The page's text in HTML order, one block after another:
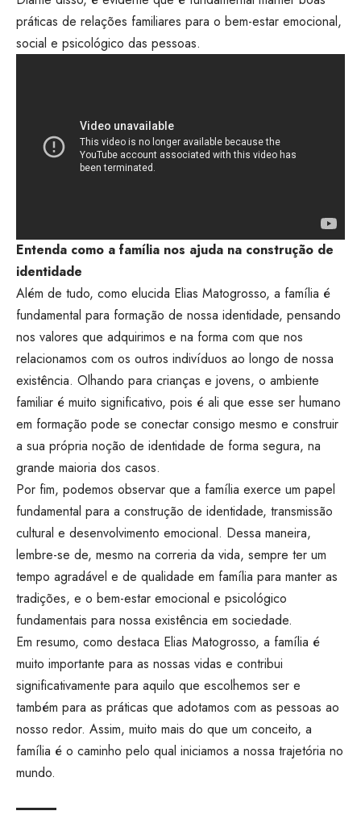
práticas de relações familiares para o bem-estar emocional,
social e psicológico das pessoas.
Entenda como a família nos ajuda na construção de
identidade
Além de tudo, como elucida Elias Matogrosso, a família é
fundamental para formação de nossa identidade, pensando
nos valores que adquirimos e na forma com que nos
relacionamos com os outros indivíduos ao longo de nossa
existência. Olhando para crianças e jovens, o ambiente
familiar é muito significativo, pois é ali que esse ser humano
em formação pode se conectar consigo mesmo e construir
a sua própria noção de identidade de forma segura, na
grande maioria dos casos.
Por fim, podemos observar que a família exerce um papel
fundamental para a construção de identidade, transmissão
cultural e desenvolvimento emocional. Dessa maneira,
lembre-se de, mesmo na correria da vida, sempre ter um
tempo agradável e de qualidade em família para manter as
tradições, e o bem-estar emocional e psicológico
fundamentais para nossa existência em sociedade.
Em resumo, como destaca Elias Matogrosso, a família é
muito importante para as nossas vidas e contribui
significativamente para aquilo que escolhemos ser e
também para as práticas que adotamos com as pessoas ao
nosso redor. Assim, muito mais do que um conceito, a
família é o caminho pelo qual iniciamos a nossa trajetória no
mundo.